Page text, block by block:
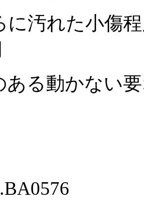
に汚れた小傷
ある動かない